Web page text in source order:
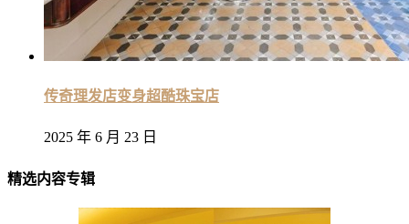
传奇理发店变身超酷珠宝店
2025 年 6 月 23 日
精选内容专辑